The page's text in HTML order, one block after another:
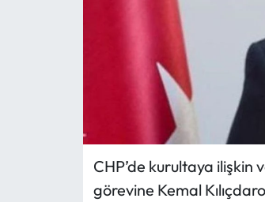
CHP’de kurultaya ilişkin
görevine Kemal
HABER İLAN